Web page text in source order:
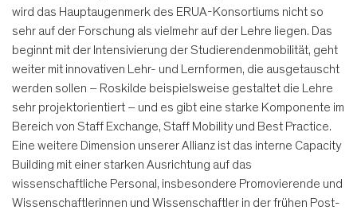
wird das Hauptaugenmerk des ERUA-Konsortiums nicht so
sehr auf der Forschung als vielmehr auf der Lehre liegen. Das
beginnt mit der Intensivierung der Studierendenmobilität, geht
weiter mit innovativen Lehr- und Lernformen, die ausgetauscht
werden sollen – Roskilde beispielsweise gestaltet die Lehre
sehr projektorientiert – und es gibt eine starke Komponente im
Bereich von Staff Exchange, Staff Mobility und Best Practice.
Eine weitere Dimension unserer Allianz ist das interne Capacity
Building mit einer starken Ausrichtung auf das
wissenschaftliche Personal, insbesondere Promovierende und
Wissenschaftlerinnen und Wissenschaftler in der frühen Post-